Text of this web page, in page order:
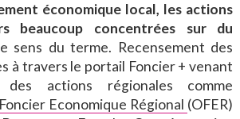
économique local, les actions
beaucoup concentrées sur du
sens du terme. Recensement des
à travers le portail Foncier + venant
des actions régionales comme
Economique Régional (OFER)